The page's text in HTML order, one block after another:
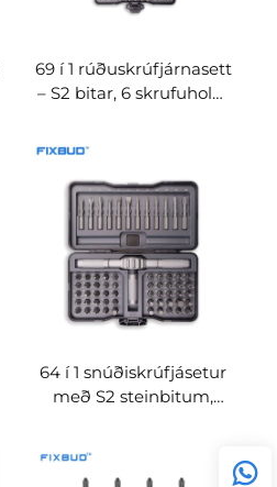
69 í 1 rúðuskrúfjárnasett
– S2 bitar, 6 skrufuholur
framlengingarstangir,
beint frá framleiðanda
64 í 1 snúðiskrúfjásetur
með S2 steinbitum,